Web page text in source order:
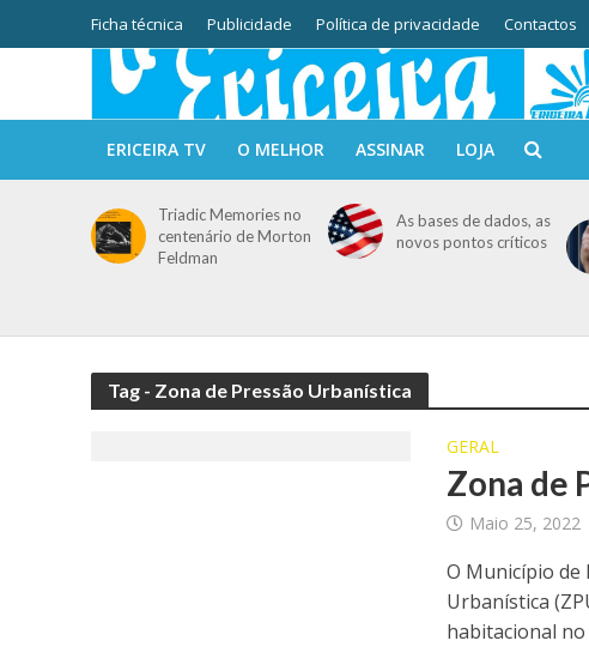
Ficha técnica Publicidade Política de privacidade Contactos
ERICEIRA TV O MELHOR ASSINAR LOJA
Triadic Memories no
centenário de Morton
Feldman
As bases de dados, as
novos pontos críticos
Tag - Zona de Pressão Urbanística
GERAL
Zona de
Maio 25, 2022
O Município de
Urbanística
habitacional no